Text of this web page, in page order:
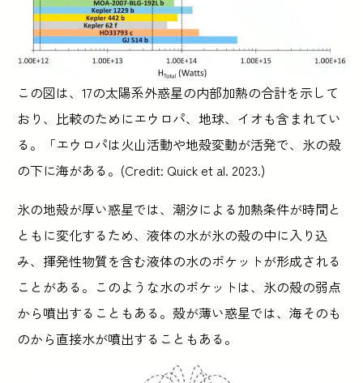
この図は、17の太陽系外惑星の内部加熱の合計を示して
おり、比較のためにエウロパ、地球、イオも含まれてい
る。「エウロパは火山活動や地殻変動が活発で、氷の殻
の下に海がある。(Credit: Quick et al. 2023.)
氷の地殻が厚い惑星では、潮汐による加熱条件が時間と
ともに変化するため、液体の水が氷の殻の中に入り込
み、揮発性物質を含む液体の水のポケットが形成される
ことがある。このような水のポケットは、氷の殻の弱点
から噴出することもある。殻が薄い惑星では、海そのも
のから直接水が噴出することもある。